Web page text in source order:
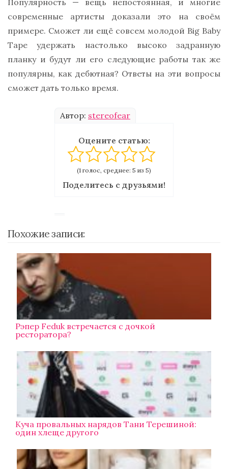
современные артисты доказали это на своём
примере. Сможет ли ещё совсем молодой Big Baby
Tape удержать настолько высоко задранную
планку и будут ли его следующие работы так же
популярны, как дебютная? Ответы на эти вопросы
сможет дать только время.
Автор: stereofear
Оцените статью:
(1 голос, среднее: 5 из 5)
Поделитесь с друзьями!
Похожие записи:
Рэпер Feduk встречается с дочкой
ресторатора?
Куча провальных нарядов Тани Терешиной:
один хлеще другого